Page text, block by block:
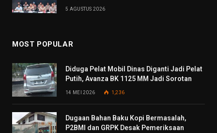
5 AGUSTUS 2026
MOST POPULAR
Diduga Pelat Mobil Dinas Diganti Jadi Pelat
Putih, Avanza BK 1125 MM Jadi Sorotan
14 MEI 2026 1,236
Dugaan Bahan Baku Kopi Bermasalah,
P2BMI dan GRPK Desak Pemeriksaan